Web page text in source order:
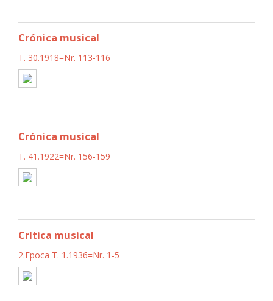
Crónica musical
T. 30.1918=Nr. 113-116
Crónica musical
T. 41.1922=Nr. 156-159
Crítica musical
2.Epoca T. 1.1936=Nr. 1-5